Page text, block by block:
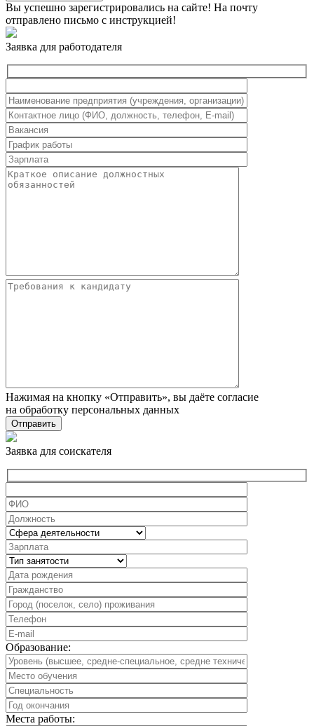
Вы успешно зарегистрировались на сайте! На почту
отправлено письмо с инструкцией!
Заявка для работодателя
Нажимая на кнопку «Отправить», вы даёте согласие
на обработку персональных данных
Заявка для соискателя
Образование:
Места работы: